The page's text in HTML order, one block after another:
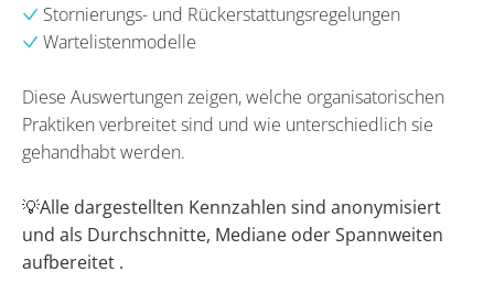
Stornierungs- und Rückerstattungsregelungen
Wartelistenmodelle
Diese Auswertungen zeigen, welche organisatorischen
Praktiken verbreitet sind und wie unterschiedlich sie
gehandhabt werden.
💡Alle dargestellten Kennzahlen sind anonymisiert
und als Durchschnitte, Mediane oder Spannweiten
aufbereitet .